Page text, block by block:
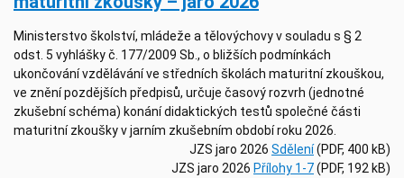
Ministerstvo školství, mládeže a tělovýchovy v souladu s § 2
odst. 5 vyhlášky č. 177/2009 Sb., o bližších podmínkách
ukončování vzdělávání ve středních školách maturitní zkouškou,
ve znění pozdějších předpisů, určuje časový rozvrh (jednotné
zkušební schéma) konání didaktických testů společné části
maturitní zkoušky v jarním zkušebním období roku 2026.
JZS jaro 2026 Sdělení(PDF, 400 kB)
JZS jaro 2026 Přílohy 1-7(PDF, 192 kB)